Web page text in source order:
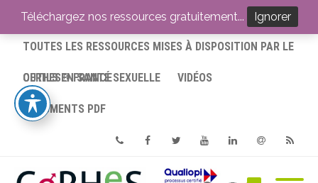
ACCUEIL
TOUTES LES RESSOURCES MISES À DISPOSITION PAR LE
CERHES® FRANCE
OUTILS EN SANTÉ SEXUELLE VIDÉOS
DOCUMENTS PDF
PhoneFacebookTwitterYoutube
Téléchargez nos ressources gratuitement... Ignorer